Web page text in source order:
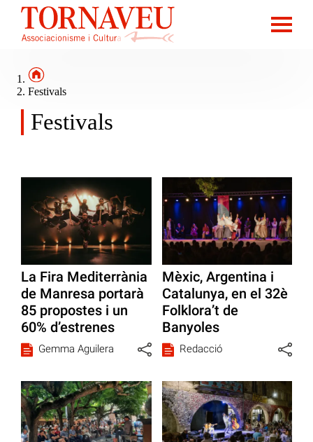
Festivals
Festivals
La Fira Mediterrània
de Manresa portarà
85 propostes i un
60% d’estrenes
Gemma Aguilera
Mèxic, Argentina i
Catalunya, en el 32è
Folklora’t de
Banyoles
Redacció